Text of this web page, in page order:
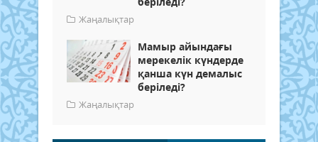
Жаңалықтар
Мамыр айындағы
мерекелік күндерде
қанша күн демалыс
беріледі?
Жаңалықтар